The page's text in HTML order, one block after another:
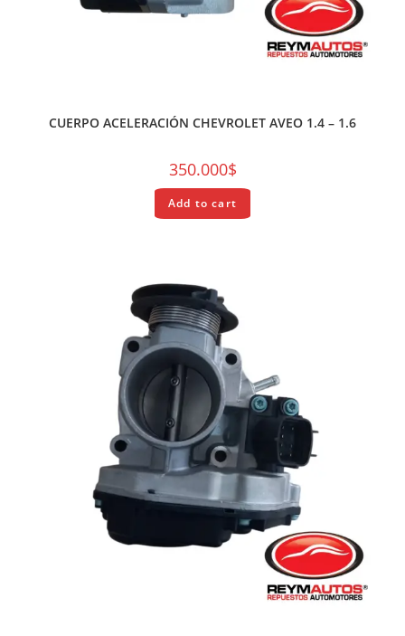
CUERPO ACELERACIÓN CHEVROLET AVEO 1.4 – 1.6
350.000$
Add to cart